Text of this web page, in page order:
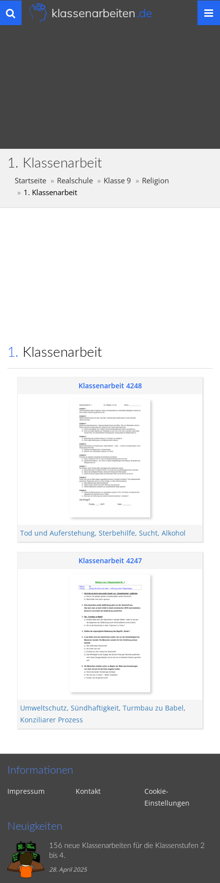
Toggle
navigation
klassenarbeiten.de
1. Klassenarbeit
Startseite Realschule Klasse 9
Religion
1. Klassenarbeit
1. Klassenarbeit
Klassenarbeit 4248
Tod und Auferstehung, Sterbehilfe, Sucht, Alkohol
Klassenarbeit 4247
Umweltschutz, Sündhaftigkeit, Turmbau zu Babel,
Konziliarer Prozess
Informationen
Impressum Kontakt
Cookie-
Einstellungen
Neuigkeiten
156 neue Klassenarbeiten für die Klassenstufen 2
bis 4.
28. April 2025